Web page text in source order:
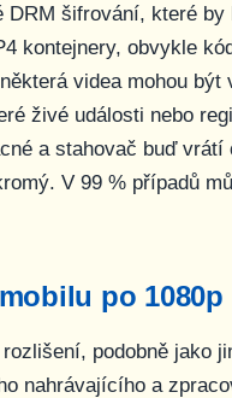
DRM šifrování, které by
kontejnery, obvykle
videa mohou být
živé události nebo
a stahovač buď vrátí
V 99 % případů
po 1080p
podobně jako
nahrávajícího a